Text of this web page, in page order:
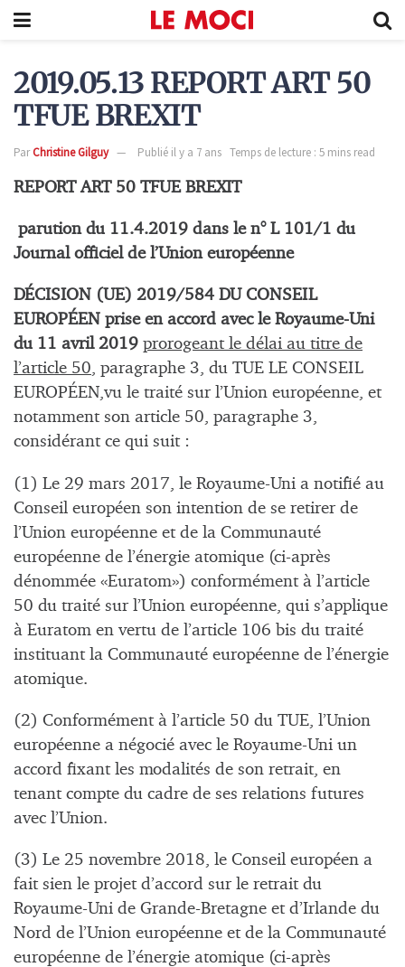
2019.05.13 REPORT ART 50
TFUE BREXIT
ParChristine Gilguy Publié il y a 7 ans Temps de lecture : 5 mins read
REPORT ART 50 TFUE BREXIT
parution du 11.4.2019 dans le n° L 101/1 du
Journal officiel de l’Union européenne
DÉCISION (UE) 2019/584 DU CONSEIL
EUROPÉEN prise en accord avec le Royaume-Uni
du 11 avril 2019 prorogeant le délai au titre de
l’article 50, paragraphe 3, du TUE LE CONSEIL
EUROPÉEN,vu le traité sur l’Union européenne, et
notamment son article 50, paragraphe 3,
considérant ce qui suit :
(1) Le 29 mars 2017, le Royaume-Uni a notifié au
Conseil européen son intention de se retirer de
l’Union européenne et de la Communauté
européenne de l’énergie atomique (ci-après
dénommée «Euratom») conformément à l’article
50 du traité sur l’Union européenne, qui s’applique
à Euratom en vertu de l’article 106 bis du traité
instituant la Communauté européenne de l’énergie
atomique.
(2) Conformément à l’article 50 du TUE, l’Union
européenne a négocié avec le Royaume-Uni un
accord fixant les modalités de son retrait, en
tenant compte du cadre de ses relations futures
avec l’Union.
(3) Le 25 novembre 2018, le Conseil européen a
fait sien le projet d’accord sur le retrait du
Royaume-Uni de Grande-Bretagne et d’Irlande du
Nord de l’Union européenne et de la Communauté
européenne de l’énergie atomique (ci-après